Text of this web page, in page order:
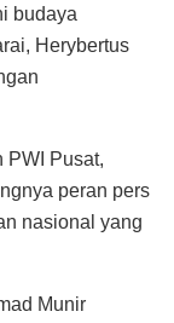
budaya
Herybertus
PWI Pusat,
peran pers
nasional yang
Munir